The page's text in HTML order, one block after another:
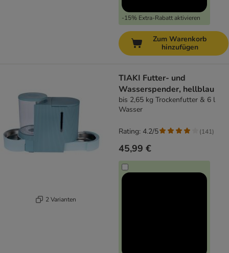
-15% Extra-Rabatt aktivieren
Zum Warenkorb
hinzufügen
2 Varianten
TIAKI Futter- und
Wasserspender, hellblau
bis 2,65 kg Trockenfutter & 6 l
Wasser
45,99 €
Rating: 4.2/5 (141)